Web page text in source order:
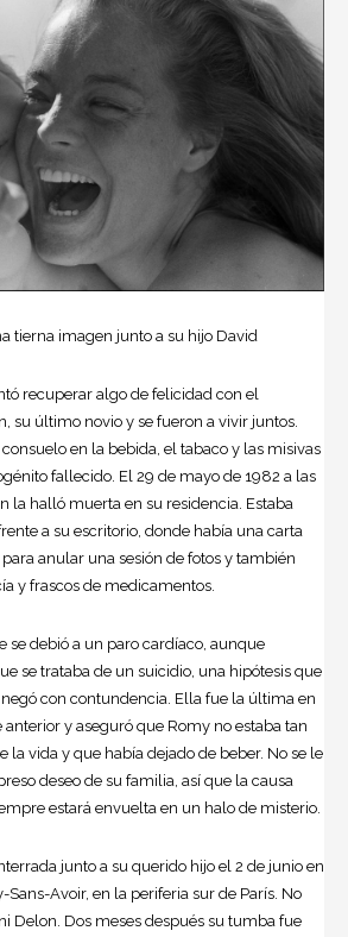
tierna imagen junto a su hijo David
recuperar algo de felicidad con el
su último novio y se fueron a vivir juntos.
en la bebida, el tabaco y las misivas
fallecido. El 29 de mayo de 1982 a las
la halló muerta en su residencia. Estaba
a su escritorio, donde había una carta
anular una sesión de fotos y también
y frascos de medicamentos.
se debió a un paro cardíaco, aunque
se trataba de un suicidio, una hipótesis que
con contundencia. Ella fue la última en
y aseguró que Romy no estaba tan
la vida y que había dejado de beber. No se le
deseo de su familia, así que la causa
estará envuelta en un halo de misterio.
junto a su querido hijo el 2 de junio en
Sans-Avoir, en la periferia sur de París. No
Delon. Dos meses después su tumba fue